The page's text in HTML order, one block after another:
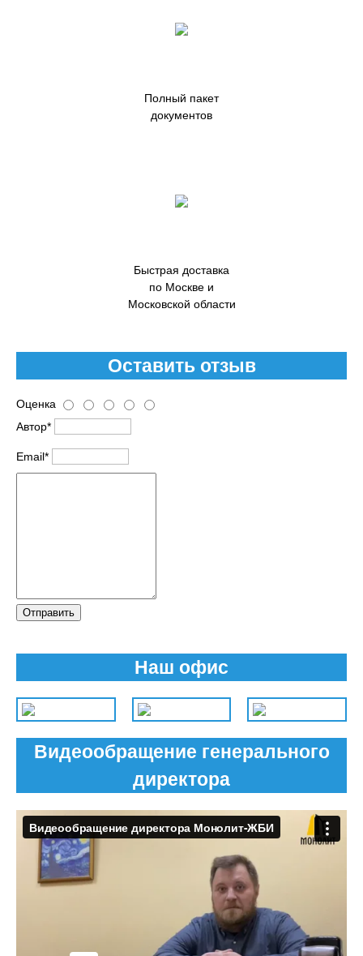
Полный пакет
документов
Быстрая доставка
по Москве и
Московской области
Оставить отзыв
Оценка
Автор*
Email*
Отправить
Наш офис
Видеообращение генерального
директора